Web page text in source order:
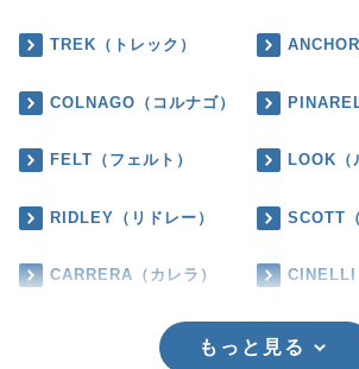
TREK（トレック）
COLNAGO（コルナゴ）
FELT（フェルト） LOOK（
RIDLEY（リドレー） SCOTT
CARRERA（カレラ） CINELLI
もっと見る